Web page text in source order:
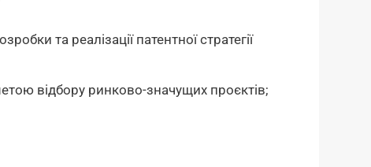
та реалізації патентної стратегії
відбору ринково-значущих проєктів;